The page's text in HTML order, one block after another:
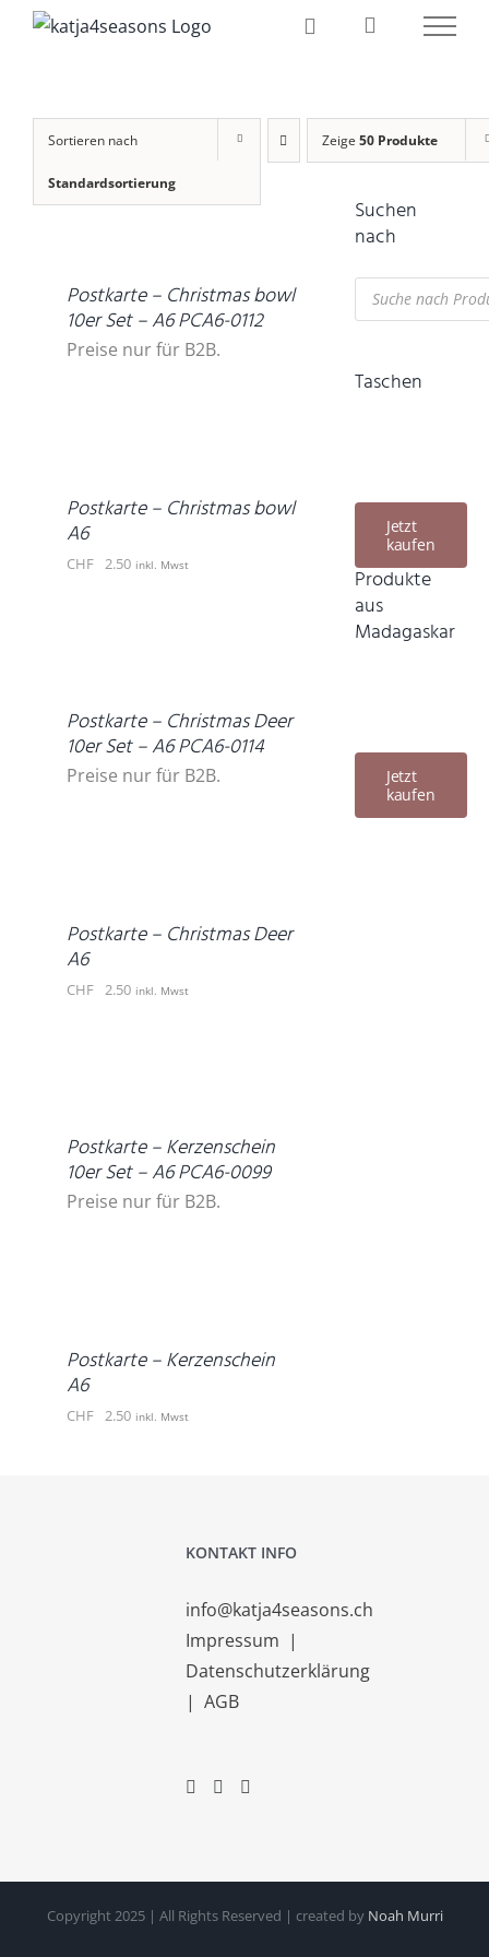
Zum
Sortieren nach
Standardsortierung
Zeige 50 Produkte
Postkarte – Christmas bowl
10er Set – A6 PCA6-0112
Preise nur für B2B.
Postkarte – Christmas bowl
A6
CHF 2.50 inkl. Mwst
Postkarte – Christmas Deer
10er Set – A6 PCA6-0114
Preise nur für B2B.
Postkarte – Christmas Deer
A6
CHF 2.50 inkl. Mwst
Postkarte – Kerzenschein
10er Set – A6 PCA6-0099
Preise nur für B2B.
Postkarte – Kerzenschein
A6
CHF 2.50 inkl. Mwst
Suchen
nach
Products
search
Taschen
Jetzt
kaufen
Produkte
aus
Madagaskar
Jetzt
kaufen
KONTAKT INFO
info@katja4seasons.ch
Impressum |
Datenschutzerklärung
| AGB
Copyright 2025 | All Rights Reserved | created by Noah Murri